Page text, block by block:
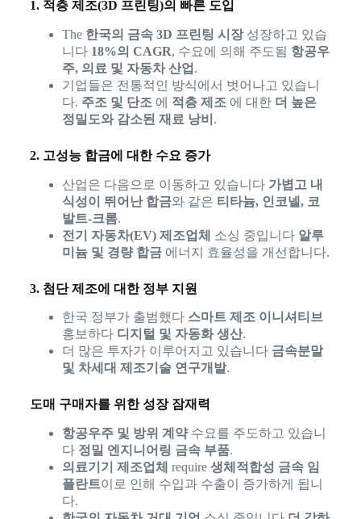
1. 적층 제조(3D 프린팅)의 빠른 도입
The 한국의 금속 3D 프린팅 시장성장하고 있습
니다 18%의 CAGR, 수요에 의해 주도됨 항공우
주, 의료 및 자동차 산업 .
기업들은 전통적인 방식에서 벗어나고 있습니
다. 주조 및 단조 에 적층 제조 에 대한 더 높은
정밀도와 감소된 재료 낭비 .
2. 고성능 합금에 대한 수요 증가
산업은 다음으로 이동하고 있습니다 가볍고 내
식성이 뛰어난 합금와 같은 티타늄, 인코넬, 코
발트-크롬.
전기 자동차(EV) 제조업체
소싱 중입니다 알루
미늄 및 경량 합금에너지 효율성을 개선합니다.
3. 첨단 제조에 대한 정부 지원
한국 정부가 출범했다 스마트 제조 이니셔티브
홍보하다 디지털 및 자동화 생산.
더 많은 투자가 이루어지고 있습니다 금속분말
및 차세대 제조기술 연구개발.
도매 구매자를 위한 성장 잠재력
항공우주 및 방위 계약수요를 주도하고 있습니
다 정밀 엔지니어링 금속 부품.
의료기기 제조업체 require 생체적합성 금속 임
플란트이로 인해 수입과 수출이 증가하게 됩니
다.